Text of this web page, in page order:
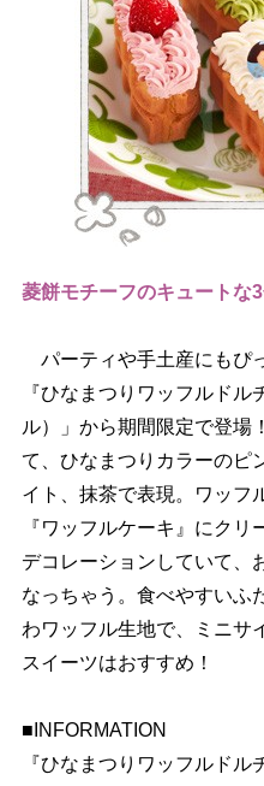
菱餅モチーフのキュートな
パーティや手土産にもぴ
『ひなまつりワッフルド
ル）」から期間限定で登
て、ひなまつりカラーのピ
イト、抹茶で表現。ワッフ
『ワッフルケーキ』にク
デコレーションしていて、
なっちゃう。食べやすい
わワッフル生地で、ミニサ
スイーツはおすすめ！
■INFORMATION
『ひなまつりワッフルドル